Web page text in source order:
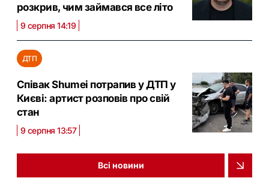
розкрив, чим займався все літо
9 серпня 14:19
ДТП
Співак Shumei потрапив у ДТП у
Києві: артист розповів про свій
стан
9 серпня 13:57
Всі новини